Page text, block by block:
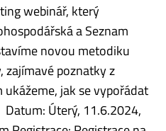
webinář, který
a Seznam
novou metodiku
zajímavé poznatky z
jak se vypořádat
Úterý, 11.6.2024,